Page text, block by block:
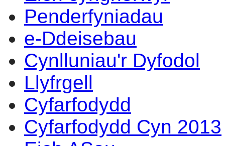
Penderfyniadau
e-Ddeisebau
Cynlluniau'r Dyfodol
Llyfrgell
Cyfarfodydd
Cyfarfodydd Cyn 2013